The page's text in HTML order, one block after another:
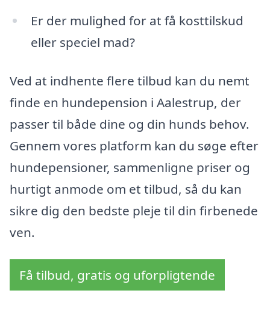
Er der mulighed for at få kosttilskud
eller speciel mad?
Ved at indhente flere tilbud kan du nemt
finde en hundepension i Aalestrup, der
passer til både dine og din hunds behov.
Gennem vores platform kan du søge efter
hundepensioner, sammenligne priser og
hurtigt anmode om et tilbud, så du kan
sikre dig den bedste pleje til din firbenede
ven.
Få tilbud, gratis og uforpligtende